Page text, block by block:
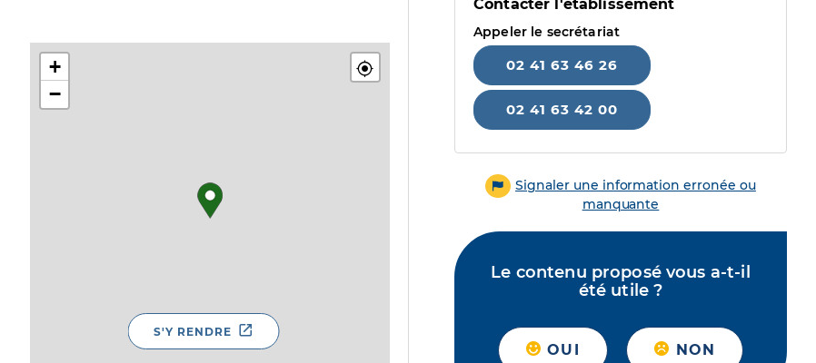
+
−
S'Y RENDRE
Contacter l'établissement
Appeler le secrétariat
02 41 63 46 26
02 41 63 42 00
Signaler une information erronée ou
manquante
Le contenu proposé vous a-t-il
été utile ?
OUI NON